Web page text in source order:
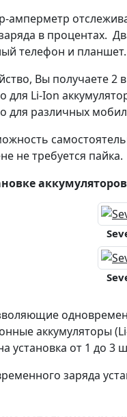
амперметр
в процентах.
телефон и планшет.
Вы получаете 2
для Li-Ion
для различных
не требуется пайка.
аккумуляторы
установка от 1 до 3
заряда